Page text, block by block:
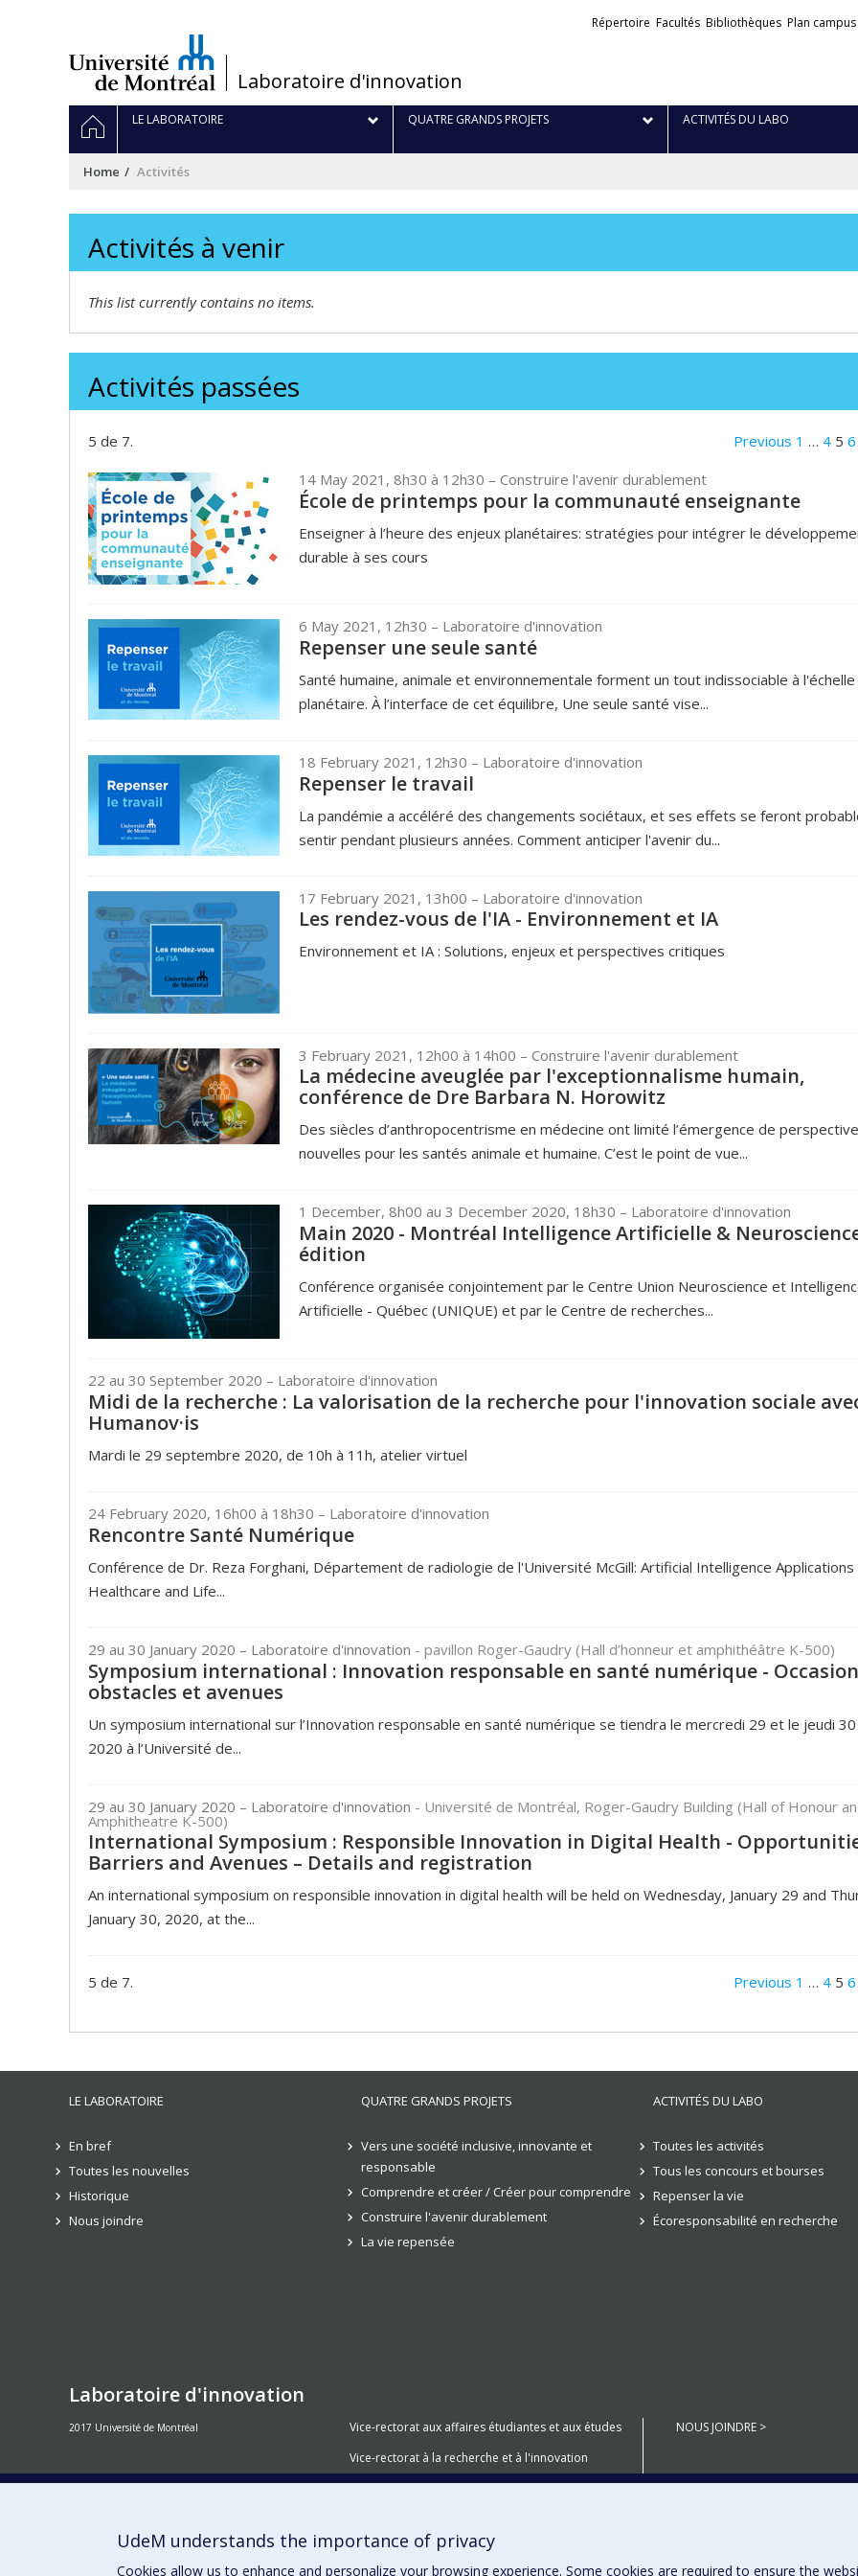
/Laboratoire d'innovation
Liens
Répertoire Facultés Bibliothèques Plan campus
Navigation
principale
HOMELE LABORATOIRE QUATRE GRANDS PROJETS ACTIVITÉS DU LABO
Home Activités
Activités à venir
This list currently contains no items.
Activités passées
5 de 7. Previous 1 … 4 5 6
14 May 2021, 8h30 à 12h30 – Construire l'avenir durablement
École de printemps pour la communauté enseignante
Enseigner à l’heure des enjeux planétaires: stratégies pour intégrer le
durable à ses cours
6 May 2021, 12h30 – Laboratoire d'innovation
Repenser une seule santé
Santé humaine, animale et environnementale forment un tout indissociable à l'échelle
planétaire. À l’interface de cet équilibre, Une seule santé vise...
18 February 2021, 12h30 – Laboratoire d'innovation
Repenser le travail
La pandémie a accéléré des changements sociétaux, et ses effets se feront
sentir pendant plusieurs années. Comment anticiper l'avenir du...
17 February 2021, 13h00 – Laboratoire d'innovation
Les rendez-vous de l'IA - Environnement et IA
Environnement et IA : Solutions, enjeux et perspectives critiques
3 February 2021, 12h00 à 14h00 – Construire l'avenir durablement
La médecine aveuglée par l'exceptionnalisme humain,
conférence de Dre Barbara N. Horowitz
Des siècles d’anthropocentrisme en médecine ont limité l’émergence de
nouvelles pour les santés animale et humaine. C’est le point de vue...
1 December, 8h00 au 3 December 2020, 18h30 – Laboratoire d'innovation
Main 2020 - Montréal Intelligence Artificielle &
édition
Conférence organisée conjointement par le Centre Union Neuroscience et
Artificielle - Québec (UNIQUE) et par le Centre de recherches...
22 au 30 September 2020 – Laboratoire d'innovation
Midi de la recherche : La valorisation de la recherche pour l'innovation sociale
Humanov·is
Mardi le 29 septembre 2020, de 10h à 11h, atelier virtuel
24 February 2020, 16h00 à 18h30 – Laboratoire d'innovation
Rencontre Santé Numérique
Conférence de Dr. Reza Forghani, Département de radiologie de l'Université McGill: Artificial Intelligence Applications
Healthcare and Life...
29 au 30 January 2020 – Laboratoire d'innovation - pavillon Roger-Gaudry (Hall d’honneur et amphithéâtre K-500)
Symposium international : Innovation responsable en santé numérique -
obstacles et avenues
Un symposium international sur l’Innovation responsable en santé numérique se tiendra le mercredi 29 et le jeudi
2020 à l’Université de...
29 au 30 January 2020 – Laboratoire d'innovation - Université de Montréal, Roger-Gaudry Building (Hall of Honour
Amphitheatre K-500)
International Symposium : Responsible Innovation in Digital Health -
Barriers and Avenues – Details and registration
An international symposium on responsible innovation in digital health will be held on Wednesday, January 29 and
January 30, 2020, at the...
5 de 7. Previous 1 … 4 5 6
LE LABORATOIRE
En bref
Toutes les nouvelles
Historique
Nous joindre
QUATRE GRANDS PROJETS
Vers une société inclusive, innovante et
responsable
Comprendre et créer / Créer pour comprendre
Construire l'avenir durablement
La vie repensée
ACTIVITÉS DU LABO
Toutes les activités
Tous les concours et bourses
Repenser la vie
Écoresponsabilité en recherche
Laboratoire d'innovation
2017 Université de Montréal
Vice-rectorat aux affaires étudiantes et aux études
Vice-rectorat à la recherche et à l'innovation
Place aux Premiers Peuples
NOUS JOINDRE >
UdeM understands the importance of privacy
Cookies allow us to enhance and personalize your browsing experience. Some cookies are required to ensure the